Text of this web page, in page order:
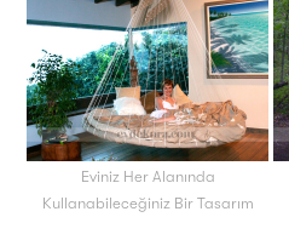
Eviniz Her Alanında
Kullanabileceğiniz Bir Tasarım